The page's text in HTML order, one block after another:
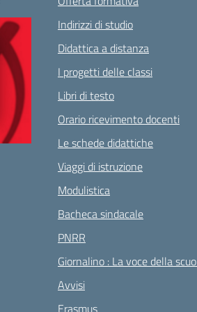
Indirizzi di studio
Didattica a distanza
I progetti delle classi
Libri di testo
Orario ricevimento docenti
Le schede didattiche
Viaggi di istruzione
Modulistica
Bacheca sindacale
PNRR
Giornalino : La voce della
Avvisi
Erasmus